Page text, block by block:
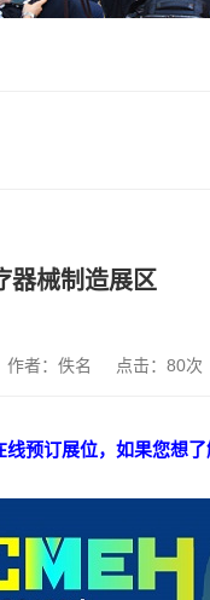
器械制造展区
作者：佚名 点击： 80次
预订展位，如果您想